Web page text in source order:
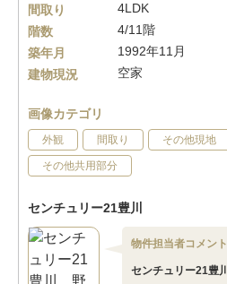
間取り
4LDK
階数
4/11階
築年月
1992年11月
建物現況
空家
画像カテゴリ
外観 間取り その他現地
その他共用部分
センチュリー21豊川
物件担当者コメント
センチュリー21